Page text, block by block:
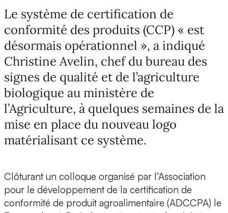
Le système de certification de
conformité des produits (CCP) « est
désormais opérationnel », a indiqué
Christine Avelin, chef du bureau des
signes de qualité et de l’agriculture
biologique au ministère de
l’Agriculture, à quelques semaines de la
mise en place du nouveau logo
matérialisant ce système.
Clôturant un colloque organisé par l’Association
pour le développement de la certification de
conformité de produit agroalimentaire (ADCCPA) le